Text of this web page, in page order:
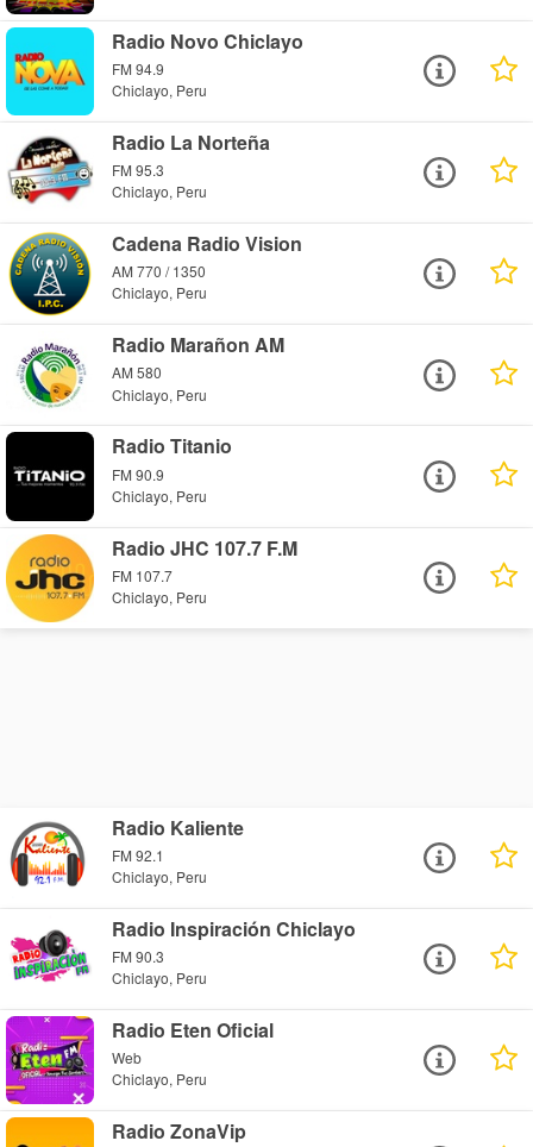
Radio Novo Chiclayo
FM 94.9
Chiclayo, Peru
Radio La Norteña
FM 95.3
Chiclayo, Peru
Cadena Radio Vision
AM 770 / 1350
Chiclayo, Peru
Radio Marañon AM
AM 580
Chiclayo, Peru
Radio Titanio
FM 90.9
Chiclayo, Peru
Radio JHC 107.7 F.M
FM 107.7
Chiclayo, Peru
Radio Kaliente
FM 92.1
Chiclayo, Peru
Radio Inspiración Chiclayo
FM 90.3
Chiclayo, Peru
Radio Eten Oficial
Web
Chiclayo, Peru
Radio ZonaVip